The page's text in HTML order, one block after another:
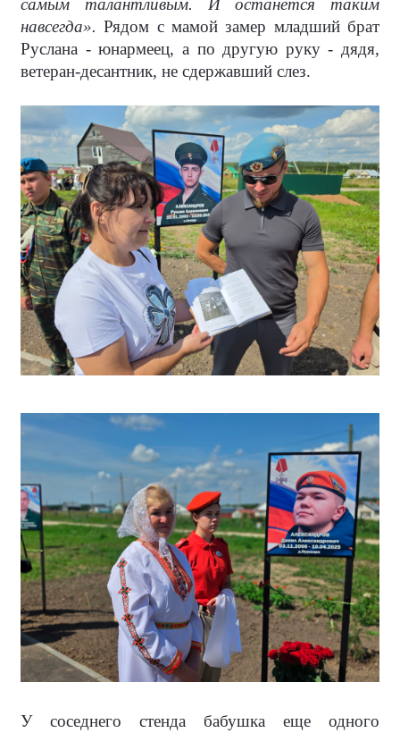
самым талантливым. И останется таким
навсегда». Рядом с мамой замер младший брат
Руслана - юнармеец, а по другую руку - дядя,
ветеран-десантник, не сдержавший слез.
У соседнего стенда бабушка еще одного